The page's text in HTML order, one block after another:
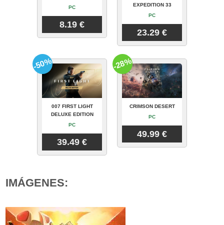
PC
8.19 €
EXPEDITION 33
PC
23.29 €
007 FIRST LIGHT
DELUXE EDITION
PC
39.49 €
-50%
CRIMSON DESERT
PC
49.99 €
-28%
IMÁGENES: